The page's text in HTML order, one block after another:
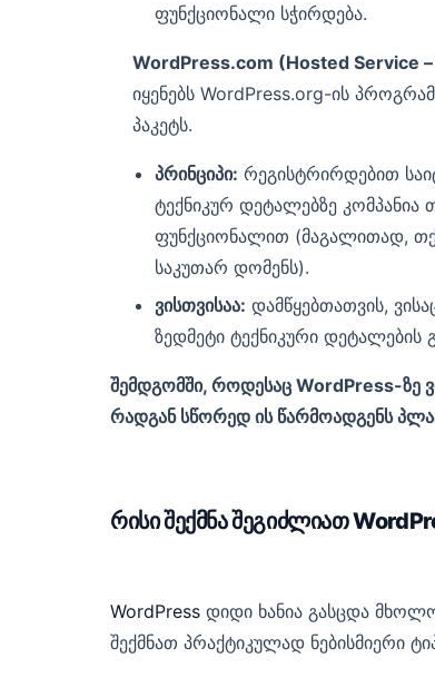
ფუნქციონალი სჭირდება.
WordPress.com (Hosted Service –
იყენებს WordPress.org-ის
პაკეტს.
პრინციპი: რეგისტრირდებით
ტექნიკურ დეტალებზე კომპანია
ფუნქციონალით (მაგალითად,
საკუთარ დომენს).
ვისთვისაა: დამწყებთათვის,
ზედმეტი ტექნიკური დეტალების
შემდგომში, როდესაც WordPress-ზე
რადგან სწორედ ის წარმოადგენს
რისი შექმნა შეგიძლიათ
WordPress დიდი ხანია გასცდა
შექმნათ პრაქტიკულად ნებისმიერი